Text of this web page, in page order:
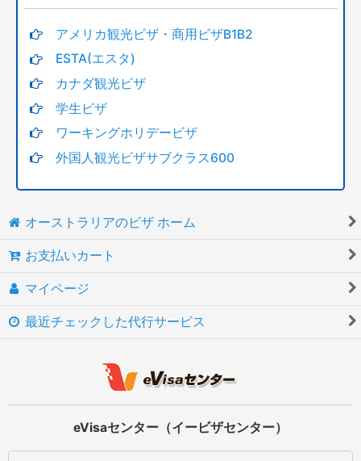
アメリカ観光ビザ・商用ビザB1B2
ESTA(エスタ)
カナダ観光ビザ
学生ビザ
ワーキングホリデービザ
外国人観光ビザサブクラス600
オーストラリアのビザ ホーム
お支払いカート
マイページ
最近チェックした代行サービス
eVisaセンター（イービザセンター）